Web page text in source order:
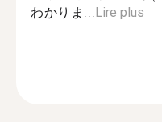
わかりま... Lire plus